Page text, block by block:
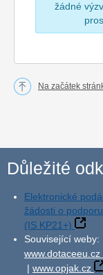
žádné
Na začátek
Důležité
Elektronické
žádosti o podporu
(IS KP21+)
Související weby:
www.dotaceeu.cz
| www.opjak.cz